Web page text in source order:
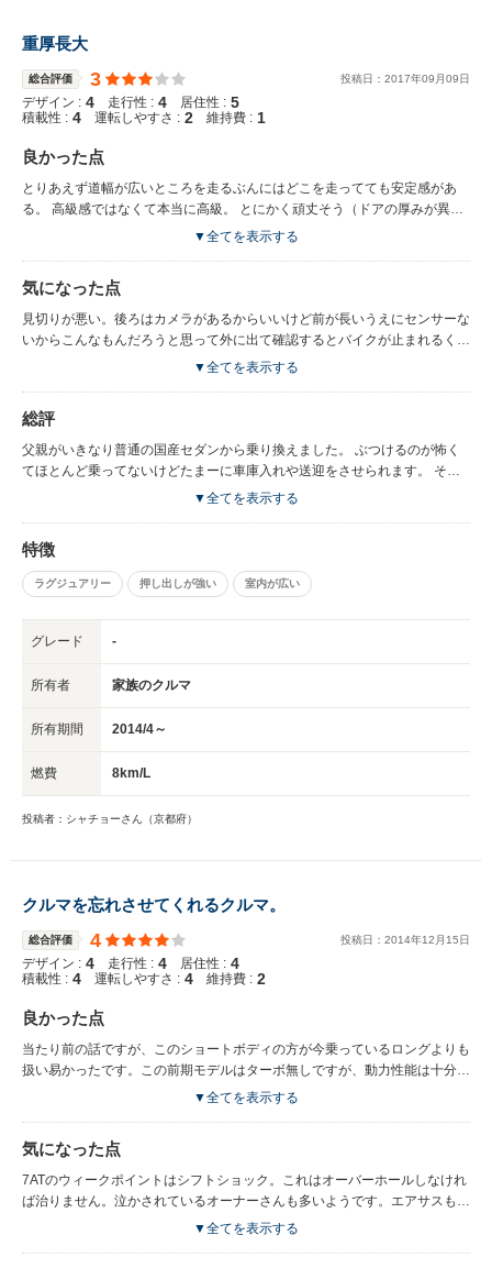
重厚長大
総合評価 3 投稿日： 2017年09 月09日
デザイン : 4 走行性 : 4 居住性 : 5
積載性 : 4 運転しやすさ : 2 維持費 : 1
良かった点
とりあえず道幅が広いところを走るぶんにはどこを走ってても安定感があ
る。 高級感ではなくて本当に高級。 とにかく頑丈そう（ドアの厚みが異常
にあるw） 2トンあるので燃費はお察しだけどタンク容量がハンパないのが
▼全てを表示する
気になった点
見切りが悪い。後ろはカメラがあるからいいけど前が長いうえにセンサーな
いからこんなもんだろうと思って外に出て確認するとバイクが止まれるくら
いの隙間がある。 故障するとそこらへんの自動車工場では対応しきれない
▼全てを表示する
総評
父親がいきなり普通の国産セダンから乗り換えました。 ぶつけるのが怖く
てほとんど乗ってないけどたまーに車庫入れや送迎をさせられます。 それ
でなくてもデカいのにロングモデルにするからもう… 重厚で高級で、ゆっ
と気軽に運転してあげたりできるんだけどなぁ。 街中でタラタラと渋滞な
どに巻き込まれながら走ると燃費はアレですが、高速道路でクルーズすると
いい感じですね。 中古車は値段こそこなれているけど、部品の値段は新車
買っても変わらないので割高に感じますねw 新車で買って保証期間内に乗っ
て手放す車かな。
▼全てを表示する
特徴
ラグジュアリー 押し出しが強い 室内が広い
グレード -
所有者 家族のクルマ
所有期間 2014/4～
燃費 8km/L
投稿者：シャチョーさん（京都府）
クルマを忘れさせてくれるクルマ。
総合評価 4 投稿日： 2014年12 月 15日
デザイン : 4 走行性 : 4 居住性 : 4
積載性 : 4 運転しやすさ : 4 維持費 : 2
良かった点
当たり前の話ですが、このショートボディの方が今乗っているロングよりも
扱い易かったです。この前期モデルはターボ無しですが、動力性能は十分で
した。トラベルティンベージュのボディカラーも気に入っていました。
▼全てを表示する
気になった点
7ATのウィークポイントはシフトショック。これはオーバーホールしなけれ
ば治りません。泣かされているオーナーさんも多いようです。エアサスもポ
コポコ感覚で好きになれませんでした。
▼全てを表示する